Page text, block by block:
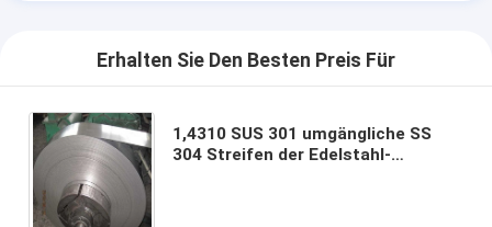
Erhalten Sie Den Besten Preis Für
1,4310 SUS 301 umgängliche SS
304 Streifen der Edelstahl-